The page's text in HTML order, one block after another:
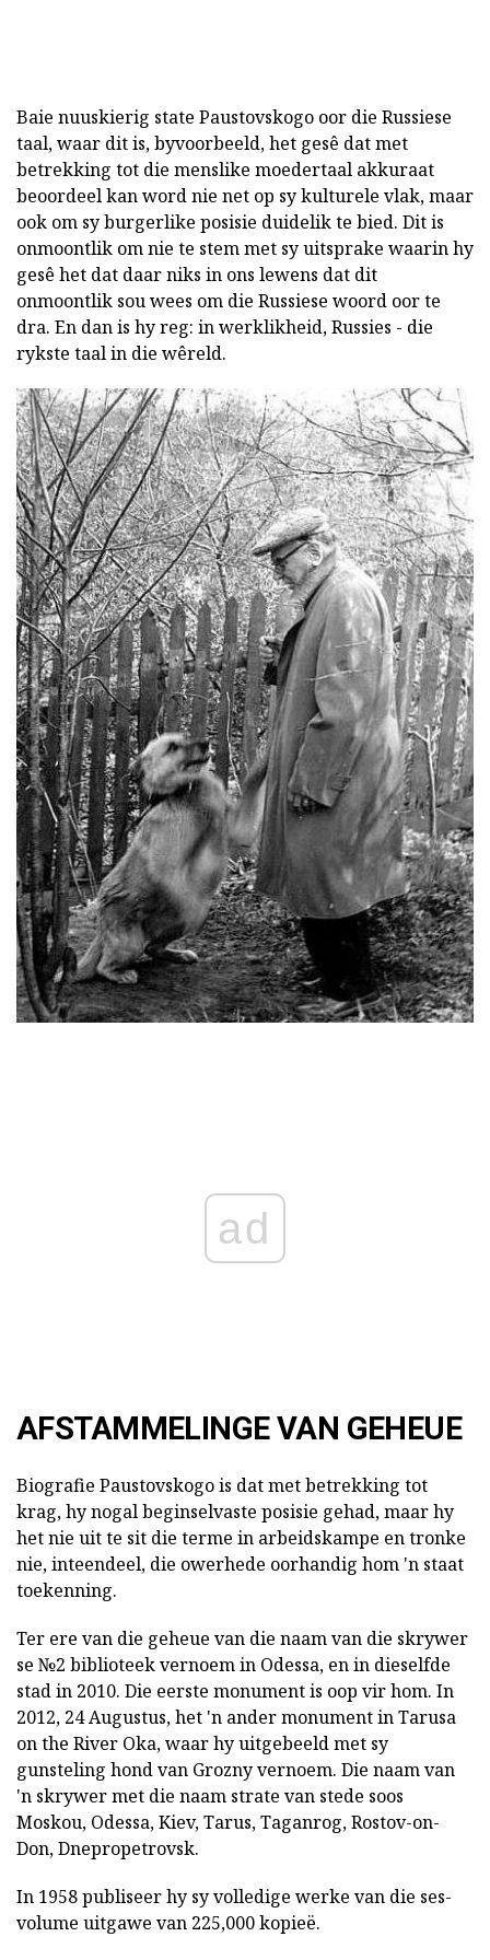
Baie nuuskierig state Paustovskogo oor die Russiese
taal, waar dit is, byvoorbeeld, het gesê dat met
betrekking tot die menslike moedertaal akkuraat
beoordeel kan word nie net op sy kulturele vlak, maar
ook om sy burgerlike posisie duidelik te bied. Dit is
onmoontlik om nie te stem met sy uitsprake waarin hy
gesê het dat daar niks in ons lewens dat dit
onmoontlik sou wees om die Russiese woord oor te
dra. En dan is hy reg: in werklikheid, Russies - die
rykste taal in die wêreld.
ad
AFSTAMMELINGE VAN GEHEUE
Biografie Paustovskogo is dat met betrekking tot
krag, hy nogal beginselvaste posisie gehad, maar hy
het nie uit te sit die terme in arbeidskampe en tronke
nie, inteendeel, die owerhede oorhandig hom 'n staat
toekenning.
Ter ere van die geheue van die naam van die skrywer
se №2 biblioteek vernoem in Odessa, en in dieselfde
stad in 2010. Die eerste monument is oop vir hom. In
2012, 24 Augustus, het 'n ander monument in Tarusa
on the River Oka, waar hy uitgebeeld met sy
gunsteling hond van Grozny vernoem. Die naam van
'n skrywer met die naam strate van stede soos
Moskou, Odessa, Kiev, Tarus, Taganrog, Rostov-on-
Don, Dnepropetrovsk.
In 1958 publiseer hy sy volledige werke van die ses-
volume uitgawe van 225,000 kopieë.